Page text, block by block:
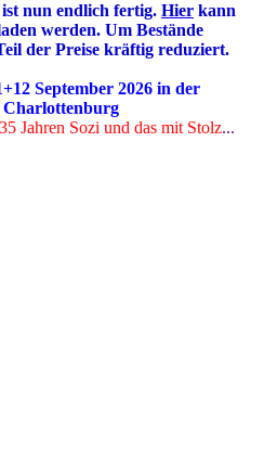
nun endlich fertig. Hier kann
werden. Um Bestände
der Preise kräftig reduziert.
September 2026 in der
Charlottenburg
Jahren Sozi und das mit Stolz...